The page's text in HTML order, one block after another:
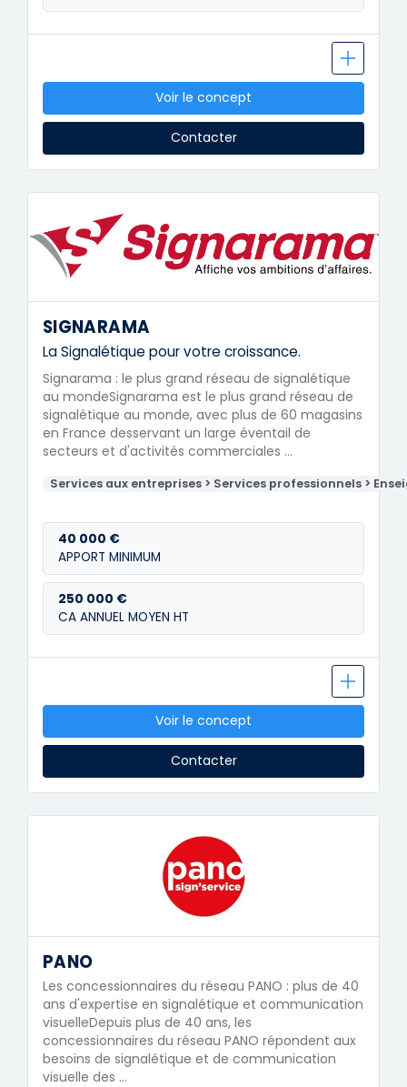
Voir le concept
Contacter
SIGNARAMA
La Signalétique pour votre croissance.
Signarama : le plus grand réseau de signalétique
au mondeSignarama est le plus grand réseau de
signalétique au monde, avec plus de 60 magasins
en France desservant un large éventail de
secteurs et d'activités commerciales …
Services aux entreprises > Services professionnels >
40 000 €
APPORT MINIMUM
250 000 €
CA ANNUEL MOYEN HT
Voir le concept
Contacter
PANO
Les concessionnaires du réseau PANO : plus de 40
ans d'expertise en signalétique et communication
visuelleDepuis plus de 40 ans, les
concessionnaires du réseau PANO répondent aux
besoins de signalétique et de communication
visuelle des …